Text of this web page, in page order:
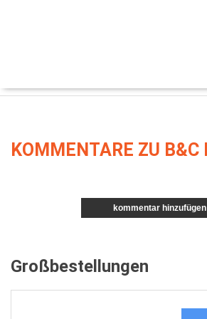
KOMMENTARE ZU B&C
kommentar hinzufügen
Großbestellungen